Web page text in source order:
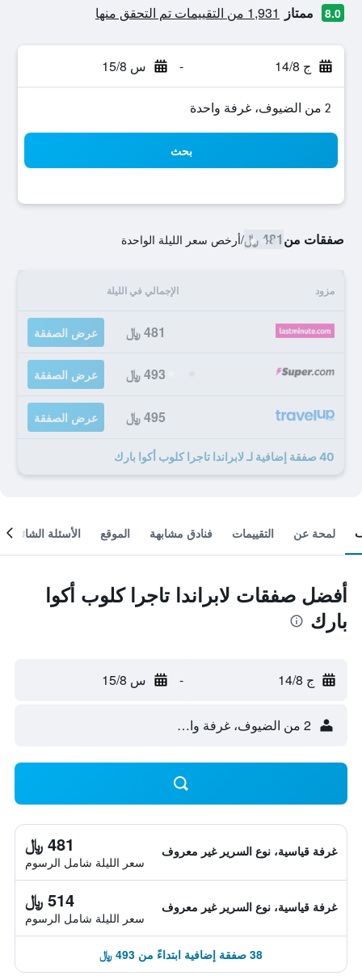
8.0 ممتاز 1,931 من التقييمات تم التحقق منها
ج 14/8 - س 15/8
2 من الضيوف، غرفة واحدة
بحث
صفقات من481 ﷼ /أرخص سعر الليلة الواحدة
مزود الإجمالي في الليلة
481 ﷼ عرض الصفقة
493 ﷼ عرض الصفقة
495 ﷼ عرض الصفقة
40 صفقة إضافية لـ لابراندا تاجرا كلوب أكوا بارك
لمحة عن التقييمات فنادق مشابهة الموقع الأسئلة الشائعة
أفضل صفقات لابراندا تاجرا كلوب أكوا
بارك
ج 14/8 - س 15/8
2 من الضيوف، غرفة واحدة
غرفة قياسية، نوع السرير غير معروف 481 ﷼
سعر الليلة شامل الرسوم
غرفة قياسية، نوع السرير غير معروف 514 ﷼
سعر الليلة شامل الرسوم
38 صفقة إضافية ابتداءً من 493 ﷼